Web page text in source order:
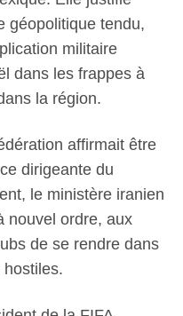
géopolitique tendu,
militaire
dans les frappes à
la région.
affirmait être
dirigeante du
le ministère iranien
nouvel ordre, aux
de se rendre dans
hostiles.